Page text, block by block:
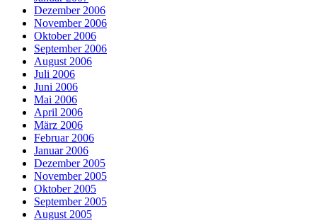
Dezember 2006
November 2006
Oktober 2006
September 2006
August 2006
Juli 2006
Juni 2006
Mai 2006
April 2006
März 2006
Februar 2006
Januar 2006
Dezember 2005
November 2005
Oktober 2005
September 2005
August 2005